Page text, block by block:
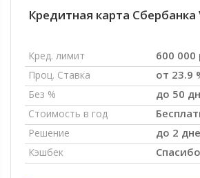
Кредитная карта Сбербанка
Кред. лимит 600 000
Проц. Ставка от 23.9
Без % до 50
Стоимость в год
Решение до 2
Кэшбек Спасибо